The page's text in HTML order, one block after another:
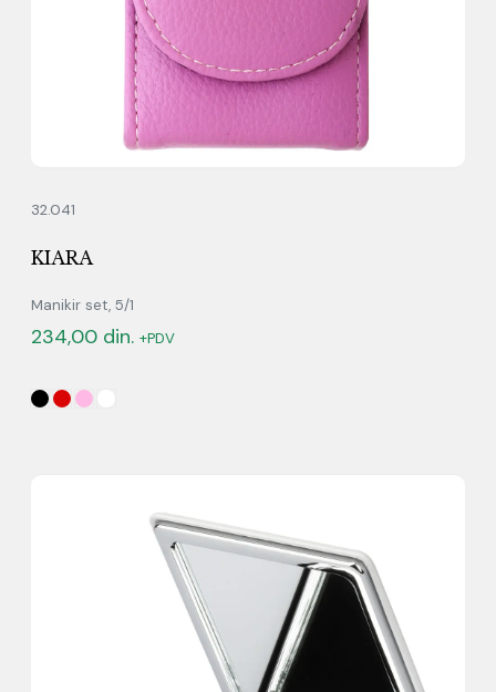
32.041
KIARA
Manikir set, 5/1
234,00 din. +PDV